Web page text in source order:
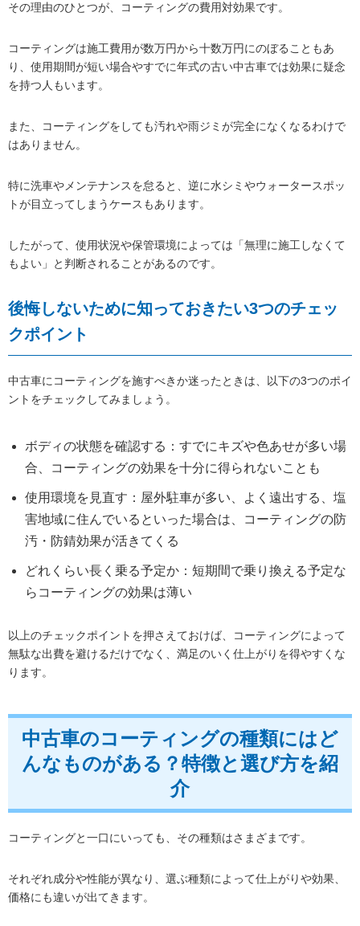
その理由のひとつが、コーティングの費用対効果です。
コーティングは施工費用が数万円から十数万円にのぼることもあ
り、使用期間が短い場合やすでに年式の古い中古車では効果に疑念
を持つ人もいます。
また、コーティングをしても汚れや雨ジミが完全になくなるわけで
はありません。
特に洗車やメンテナンスを怠ると、逆に水シミやウォータースポッ
トが目立ってしまうケースもあります。
したがって、使用状況や保管環境によっては「無理に施工しなくて
もよい」と判断されることがあるのです。
後悔しないために知っておきたい3つのチェッ
クポイント
中古車にコーティングを施すべきか迷ったときは、以下の3つのポイ
ントをチェックしてみましょう。
ボディの状態を確認する：すでにキズや色あせが多い場
合、コーティングの効果を十分に得られないことも
使用環境を見直す：屋外駐車が多い、よく遠出する、塩
害地域に住んでいるといった場合は、コーティングの防
汚・防錆効果が活きてくる
どれくらい長く乗る予定か：短期間で乗り換える予定な
らコーティングの効果は薄い
以上のチェックポイントを押さえておけば、コーティングによって
無駄な出費を避けるだけでなく、満足のいく仕上がりを得やすくな
ります。
中古車のコーティングの種類にはど
んなものがある？特徴と選び方を紹
介
コーティングと一口にいっても、その種類はさまざまです。
それぞれ成分や性能が異なり、選ぶ種類によって仕上がりや効果、
価格にも違いが出てきます。